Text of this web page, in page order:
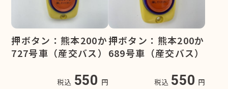
押ボタン：熊本200か
727号車（産交バス）
税込 550 円
押ボタン：熊本200か
689号車（産交バス）
税込 550 円